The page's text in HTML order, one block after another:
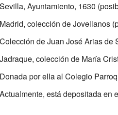
Sevilla, Ayuntamiento, 1630
Madrid, colección de Jovellanos
Colección de Juan José Arias de
Jadraque, colección de María
Donada por ella al Colegio
Actualmente, está depositada en